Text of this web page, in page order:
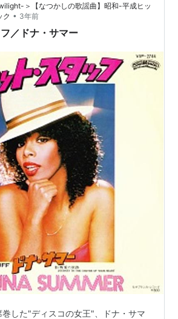
＞【なつかしの歌謡曲】昭和-平成ヒッ
ク • 3年前
／ドナ・サマー
した"ディスコの女王"、ドナ・サマ